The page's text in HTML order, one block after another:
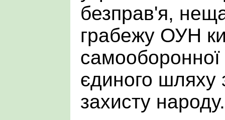
безправ'я,
грабежу ОУН
єдиного шляху
захисту народу.